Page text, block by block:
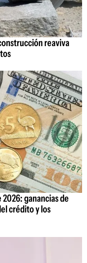
reaviva
ganancias de
crédito y los